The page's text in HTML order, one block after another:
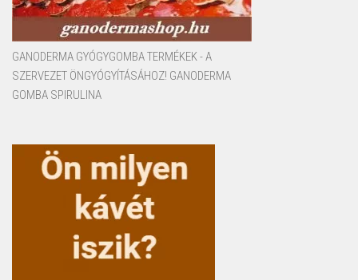
GANODERMA GYÓGYGOMBA TERMÉKEK - A
SZERVEZET ÖNGYÓGYÍTÁSÁHOZ! GANODERMA
GOMBA SPIRULINA